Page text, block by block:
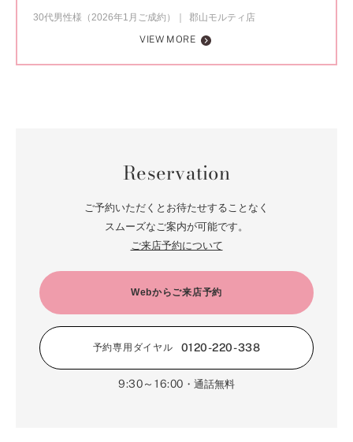
30代男性様（2026年1月ご成約）
郡山モルティ店
VIEW MORE
Reservation
ご予約いただくとお待たせすることなく
スムーズなご案内が可能です。
ご来店予約について
Webからご来店予約
予約専用ダイヤル 0120-220-338
9:30～16:00 ・通話無料